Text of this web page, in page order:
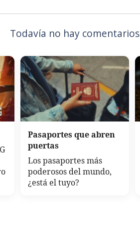
Todavía no hay comentarios
Pasaportes que abren
puertas
Los pasaportes más
poderosos del mundo,
¿está el tuyo?